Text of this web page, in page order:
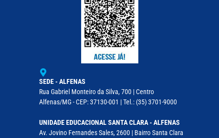
SEDE - ALFENAS
Rua Gabriel Monteiro da Silva, 700 | Centro
Alfenas/MG - CEP: 37130-001 | Tel.: (35) 3701-9000
UNIDADE EDUCACIONAL SANTA CLARA - ALFENAS
Av. Jovino Fernandes Sales, 2600 | Bairro Santa Clara